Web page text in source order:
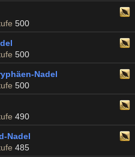
500
500
Nadel
500
490
Nadel
485